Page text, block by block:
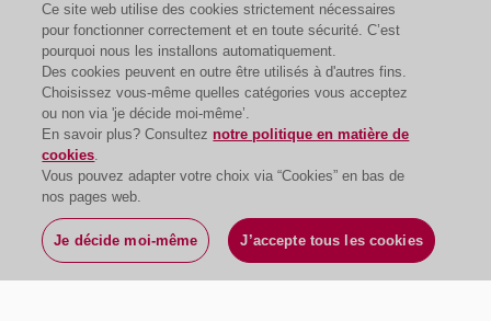
Ce site web utilise des cookies strictement nécessaires
pour fonctionner correctement et en toute sécurité. C’est
pourquoi nous les installons automatiquement.
Des cookies peuvent en outre être utilisés à d'autres fins.
Choisissez vous-même quelles catégories vous acceptez
ou non via 'je décide moi-même’.
En savoir plus? Consulteznotre politique en matière de
cookies.
Vous pouvez adapter votre choix via “Cookies” en bas de
nos pages web.
Je décide moi-même J’accepte tous les cookies